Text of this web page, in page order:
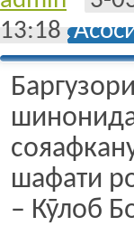
13:18
шафати
– Кӯлоб